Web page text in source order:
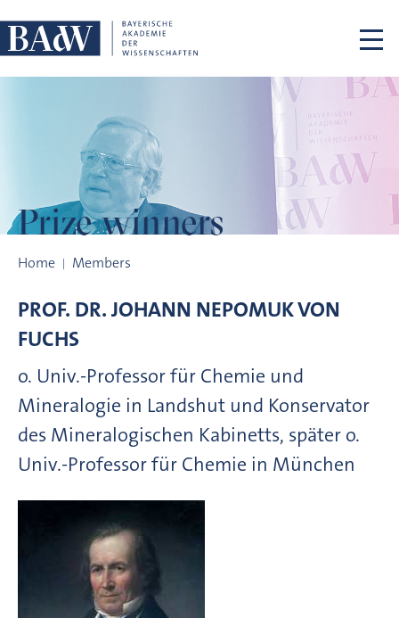
Prize winners
Home Members
PROF. DR.JOHANN NEPOMUK VON
FUCHS
o. Univ.-Professor für Chemie und
Mineralogie in Landshut und Konservator
des Mineralogischen Kabinetts, später o.
Univ.-Professor für Chemie in München